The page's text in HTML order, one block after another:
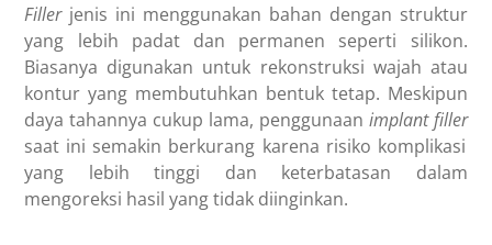
Fillerjenis ini menggunakan bahan dengan struktur
yang lebih padat dan permanen seperti silikon.
Biasanya digunakan untuk rekonstruksi wajah atau
kontur yang membutuhkan bentuk tetap. Meskipun
daya tahannya cukup lama, penggunaan implant filler
saat ini semakin berkurang karena risiko komplikasi
yang lebih tinggi dan keterbatasan dalam
mengoreksi hasil yang tidak diinginkan.